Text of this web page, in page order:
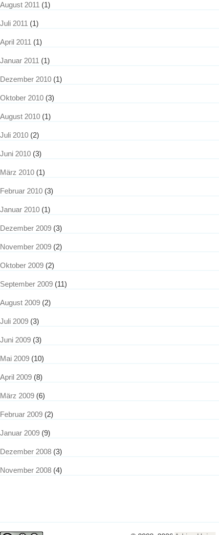
August 2011 (1)
Juli 2011 (1)
April 2011 (1)
Januar 2011 (1)
Dezember 2010 (1)
Oktober 2010 (3)
August 2010 (1)
Juli 2010 (2)
Juni 2010 (3)
März 2010 (1)
Februar 2010 (3)
Januar 2010 (1)
Dezember 2009 (3)
November 2009 (2)
Oktober 2009 (2)
September 2009 (11)
August 2009 (2)
Juli 2009 (3)
Juni 2009 (3)
Mai 2009 (10)
April 2009 (8)
März 2009 (6)
Februar 2009 (2)
Januar 2009 (9)
Dezember 2008 (3)
November 2008 (4)